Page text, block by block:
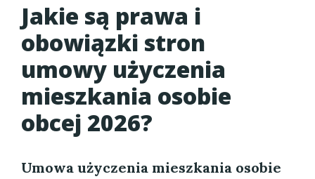
Jakie są prawa i
obowiązki stron
umowy użyczenia
mieszkania osobie
obcej 2026?
Umowa użyczenia mieszkania osobie